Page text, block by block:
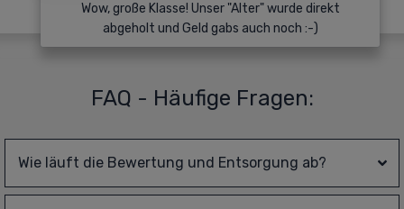
Wow, große Klasse! Unser "Alter" wurde direkt
abgeholt und Geld gabs auch noch :-)
FAQ - Häufige Fragen:
Wie läuft die Bewertung und Entsorgung ab?